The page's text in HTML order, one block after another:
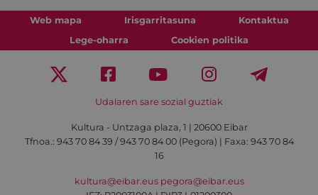
Web mapa Irisgarritasuna
Kontaktua
Lege-oharra
Cookien politika
Udalaren sare sozial guztiak
Kultura - Untzaga plaza, 1 | 20600 Eibar
Tfnoa.: 943 70 84 39 / 943 70 84 00 (Pegora) | Faxa: 943 70 84
16
kultura@eibar.eus pegora@eibar.eus